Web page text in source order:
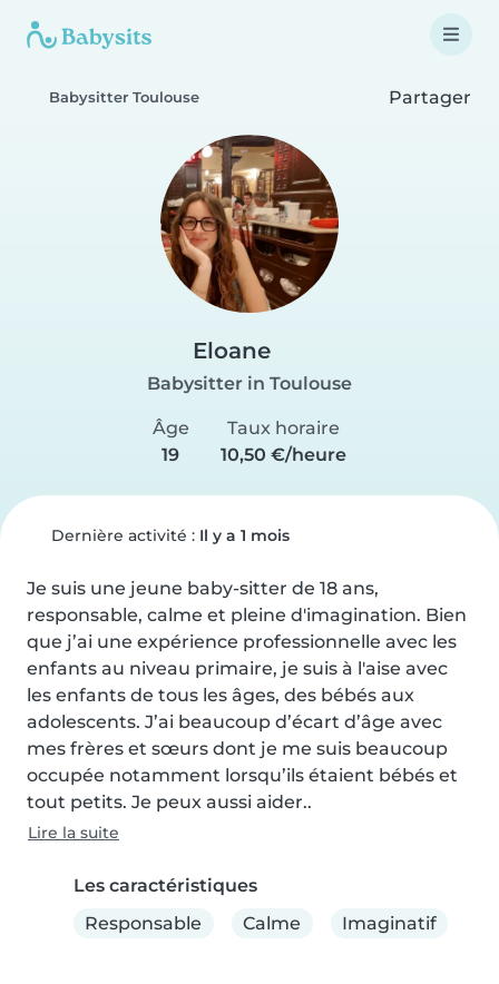
Babysitter Toulouse Partager
Eloane
Babysitter in Toulouse
Âge
19
Taux horaire
10,50 €/heure
Dernière activité : Il y a 1 mois
Je suis une jeune baby-sitter de 18 ans,
responsable, calme et pleine d'imagination. Bien
que j’ai une expérience professionnelle avec les
enfants au niveau primaire, je suis à l'aise avec
les enfants de tous les âges, des bébés aux
adolescents. J’ai beaucoup d’écart d’âge avec
mes frères et sœurs dont je me suis beaucoup
occupée notamment lorsqu’ils étaient bébés et
tout petits. Je peux aussi aider..
Lire la suite
Les caractéristiques
Responsable
Calme Imaginatif